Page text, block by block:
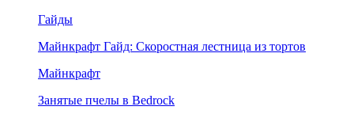
Гайды
Майнкрафт Гайд: Скоростная лестница из тортов
Майнкрафт
Занятые пчелы в Bedrock